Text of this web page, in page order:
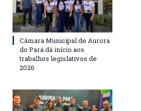
Câmara Municipal de Aurora
do Pará dá início aos
trabalhos legislativos de
2026